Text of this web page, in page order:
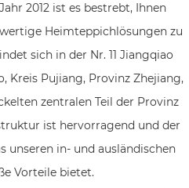
2012 ist es bestrebt, Ihnen
Heimteppichlösungen zu
sich in der Nr. 11 Jiangqiao
Kreis Pujiang, Provinz Zhejiang,
zentralen Teil der Provinz
ist hervorragend und der
unseren in- und ausländischen
Vorteile bietet.